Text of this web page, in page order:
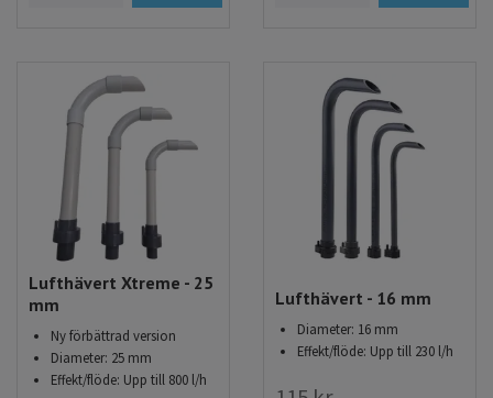
Lufthävert Xtreme - 25
mm
Ny förbättrad version
Diameter: 25 mm
Effekt/flöde: Upp till 800 l/h
Lufthävert - 16 mm
Diameter: 16 mm
Effekt/flöde: Upp till 230 l/h